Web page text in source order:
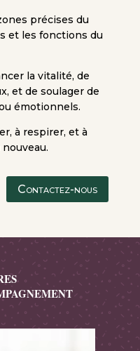
précises du
et les fonctions du
la vitalité, de
et de soulager de
émotionnels.
à respirer, et à
Contactez-nous